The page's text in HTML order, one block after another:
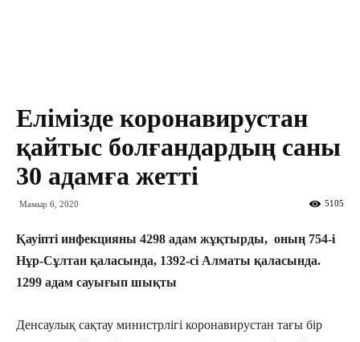
Елімізде коронавирустан
қайтыс болғандардың саны
30 адамға жетті
Мамыр 6, 2020 5105
Қауіпті инфекцияны 4298 адам жұқтырды, оның 754-і
Нұр-Сұлтан қаласында, 1392-сі Алматы қаласында.
1299 адам сауығып шықты
Денсаулық сақтау министрлігі коронавирустан тағы бір